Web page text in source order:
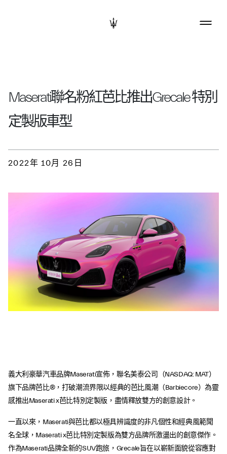
Maserati聯名粉紅芭比推出Grecale 特別
定製版車型
2022年 10月 26日
義大利豪華汽車品牌Maserati宣佈，聯名美泰公司（NASDAQ: MAT）
旗下品牌芭比®，打破潮流界限以經典的芭比風潮（Barbiecore）為靈
感推出Maserati x芭比特別定製版，盡情釋放雙方的創意設計。
一直以來，Maserati與芭比都以極具辨識度的非凡個性和經典風範聞
名全球，Maserati x芭比特別定製版為雙方品牌所激盪出的創意傑作。
作為Maserati品牌全新的SUV跑旅，Grecale旨在以嶄新面貌從容應對